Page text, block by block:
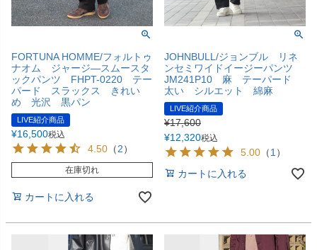
FORTUNA HOMME/フォルトゥ
ナオム ジャージ―スムースタ
ックパンツ FHPT-0220 テー
パード スラックス きれい
め 光沢 黒パン
LIVE紹介商品
¥16,500税込
4.50 （2）
在庫切れ
カートに入れる
JOHNBULL/ジョンブル リネ
ンセミワイドイージーパンツ
JM241P10 麻 テーパード
太い シルエット 綿麻
LIVE紹介商品
¥17,600
¥12,320税込
5.00 （1 ）
カートに入れる